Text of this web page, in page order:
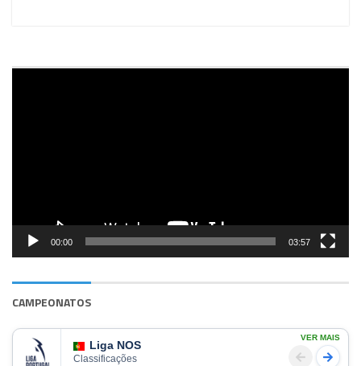
00:00 03:57
CAMPEONATOS
Liga NOS
Classificações
VER MAIS